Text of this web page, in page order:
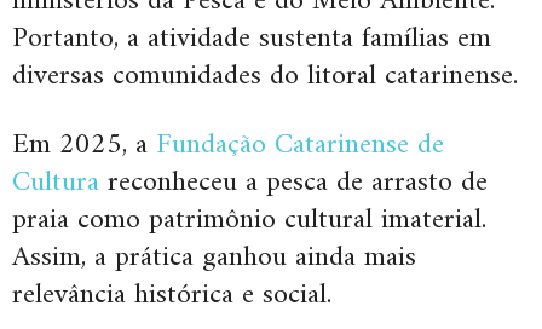
Portanto, a atividade sustenta famílias em
diversas comunidades do litoral catarinense.
Em 2025, aFundação Catarinense de
Culturareconheceu a pesca de arrasto de
praia como patrimônio cultural imaterial.
Assim, a prática ganhou ainda mais
relevância histórica e social.